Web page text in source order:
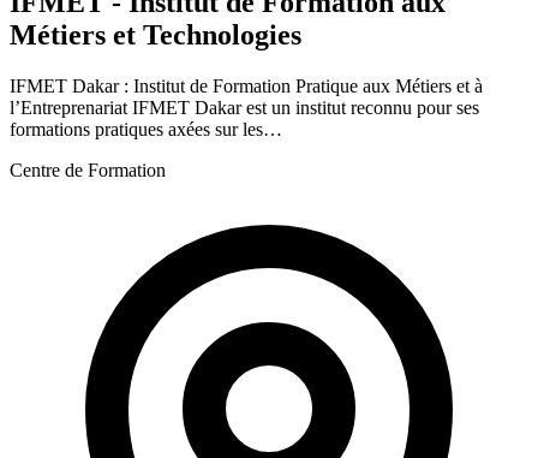
Métiers et Technologies
IFMET Dakar : Institut de Formation Pratique aux Métiers et à
l’Entreprenariat IFMET Dakar est un institut reconnu pour ses
formations pratiques axées sur les…
Centre de Formation